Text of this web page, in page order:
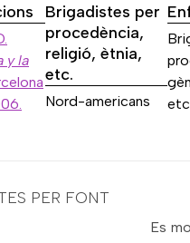
y la
Brigadistes per
procedència,
religió, ètnia,
etc.
Nord-americans
etc.
PER FONT
Es